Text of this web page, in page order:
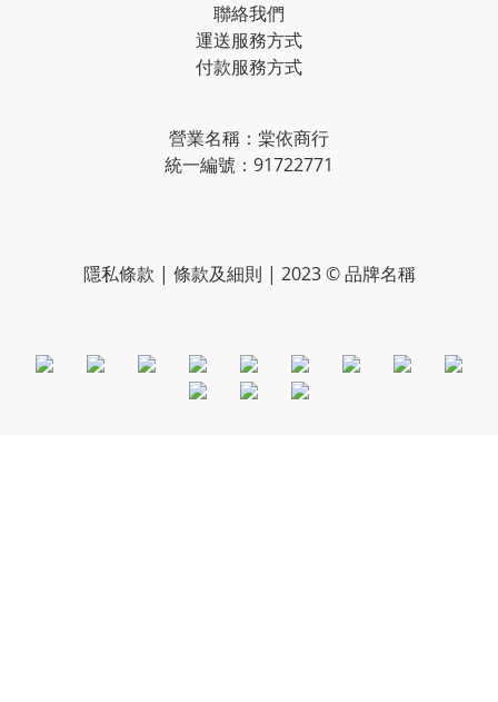
聯絡我們
運送服務方式
付款服務方式
營業名稱：棠依商行
統一編號：91722771
隱私條款 | 條款及細則 | 2023 © 品牌名稱